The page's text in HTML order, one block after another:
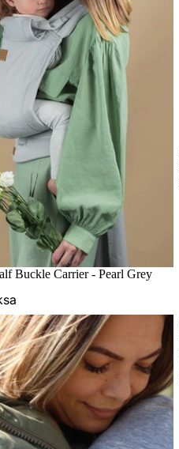
Badsjal
ar
Buckle Carrier - Pearl Grey